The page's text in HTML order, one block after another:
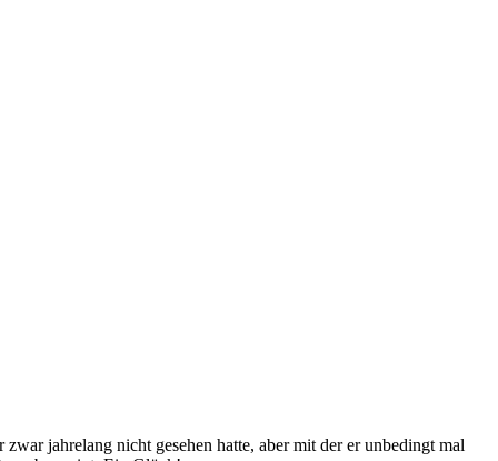
jahrelang nicht gesehen hatte, aber mit der er unbedingt mal